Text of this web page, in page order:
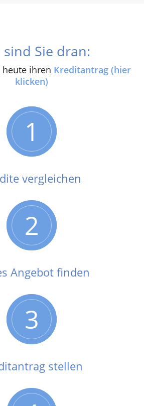
sind Sie dran:
heute ihren Kreditantrag (hier
klicken)
1
vergleichen
2
Angebot finden
3
stellen